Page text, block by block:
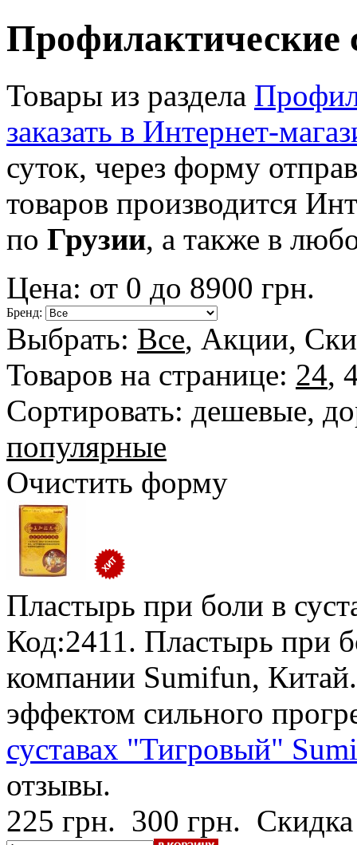
Профилактические
Товары из раздела
заказать в Интернет-
суток, через форму
товаров производится
по Грузии, а также в
Цена: от 0 до 8900 грн.
Бренд:
Выбрать: Все, Акции,
Товаров на странице: 24,
Сортировать: дешевые,
популярные
Очистить форму
Пластырь при боли в
Код:2411. Пластырь при
компании Sumifun,
эффектом сильного
суставах "Тигровый"
отзывы.
225 грн. 300 грн.